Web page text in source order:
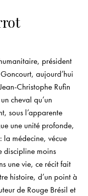
président
aujourd’hui
Christophe Rufin
cheval qu’un
sous l’apparente
une unité profonde,
la médecine, vécue
discipline moins
une vie, ce récit fait
histoire, d’un point à
de Rouge Brésil et